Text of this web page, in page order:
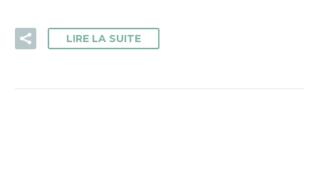
LIRE LA SUITE